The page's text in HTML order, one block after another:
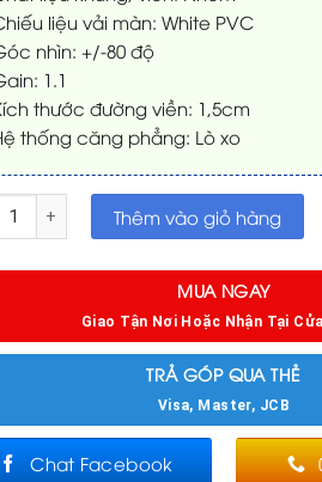
liệu vải màn: White PVC
nhìn: +/-80 độ
1.1
thước đường viền: 1,5cm
thống căng phẳng: Lò xo
chiếu khung 84in viền 1,5cm (Tỉ lệ: 16:9)
Thêm vào giỏ hàng
MUA NGAY
Giao Tận Nơi Hoặc Nhận Tại
TRẢ GÓP QUA THẺ
Visa, Master, JCB
Chat Facebook